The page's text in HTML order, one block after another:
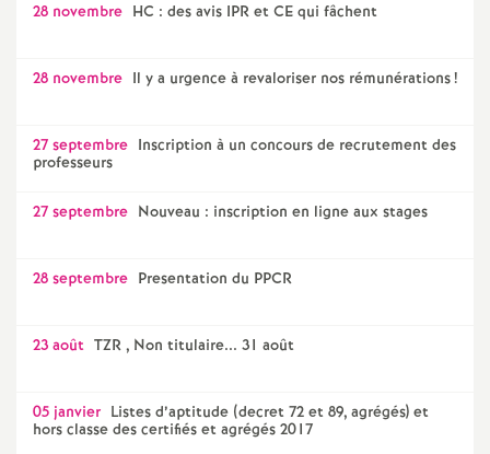
28 novembre HC : des avis IPR et CE qui fâchent
28 novembre Il y a urgence à revaloriser nos rémunérations!
27 septembre Inscription à un concours de recrutement des
professeurs
27 septembre Nouveau : inscription en ligne aux stages
28 septembre Presentation du PPCR
23 août TZR , Non titulaire... 31 août
05 janvier Listes d’aptitude (decret 72 et 89, agrégés) et
hors classe des certifiés et agrégés 2017